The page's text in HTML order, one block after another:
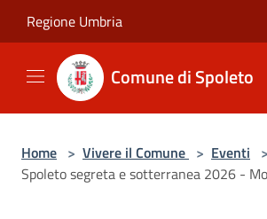
Regione Umbria
Comune di Spoleto
Home > Vivere il Comune > Eventi >
Spoleto segreta e sotterranea 2026 -